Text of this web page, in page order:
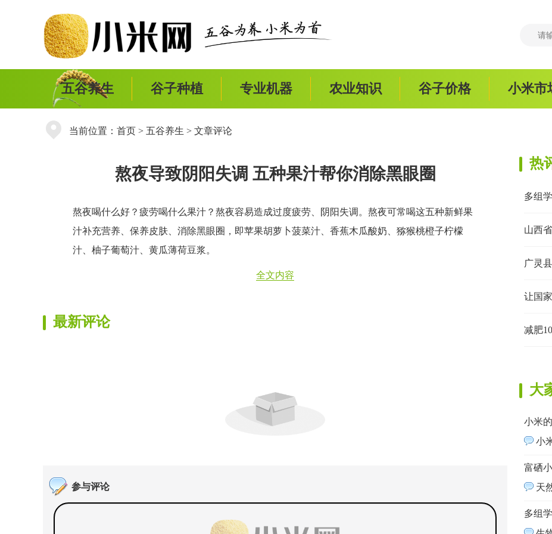
五谷养生 谷子种植 专业机器 农业知识 谷子价格 小米市
当前位置： 首页 > 五谷养生 > 文章评论
熬夜导致阴阳失调 五种果汁帮你消除黑眼圈
熬夜喝什么好？疲劳喝什么果汁？熬夜容易造成过度疲劳、阴阳失调。熬夜可常喝这五种新鲜果
汁补充营养、保养皮肤、消除黑眼圈，即苹果胡萝卜菠菜汁、香蕉木瓜酸奶、猕猴桃橙子柠檬
汁、柚子葡萄汁、黄瓜薄荷豆浆。
全文内容
最新评论
参与评论
热
山西
广灵
减肥
大
小米
小
富硒
天
多组